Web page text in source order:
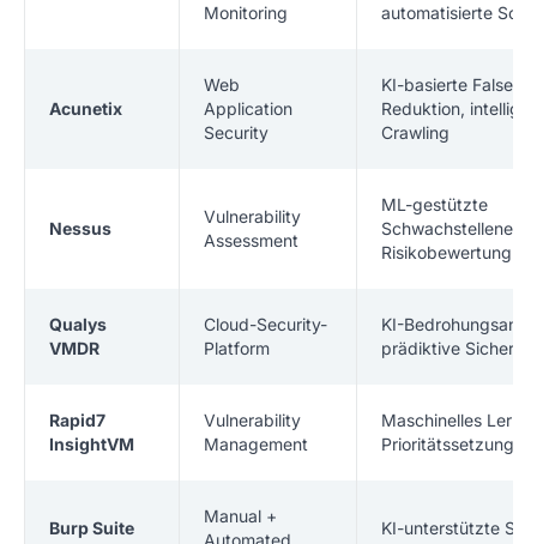
Monitoring
automatisierte
Acunetix
Web
Application
Security
KI-basierte False-
Reduktion,
Crawling
Nessus
Vulnerability
Assessment
ML-gestützte
Risikobewertung
Qualys
VMDR
Cloud-Security-
Platform
KI-
prädiktive
Rapid7
InsightVM
Vulnerability
Management
Maschinelles
Prioritätssetzung
Burp Suite
Manual +
Automated
KI-unterstützte